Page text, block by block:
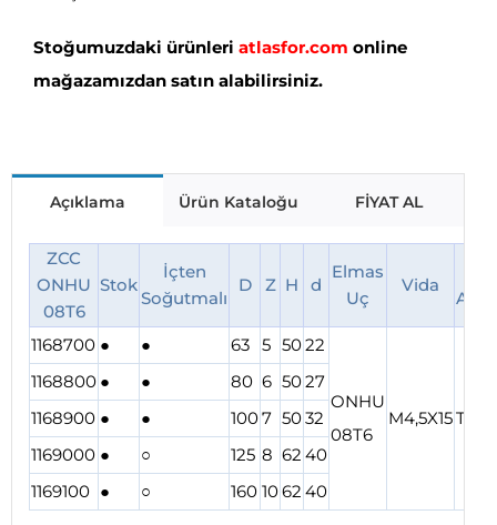
Stoğumuzdaki ürünleri atlasfor.com online
mağazamızdan satın alabilirsiniz.
Açıklama Ürün Kataloğu FİYAT AL
ZCC
ONHU
08T6
Stok
İçten
Soğutmalı
D Z H d
Elmas
Uç
Vida
1168700 ● ● 63 5 5022
ONHU
08T6
M4,5X15T20
1168800 ● ● 80 6 5027
1168900 ● ● 1007 5032
1169000 ● ○ 125 8 62 40
1169100 ● ○ 160 1062 40